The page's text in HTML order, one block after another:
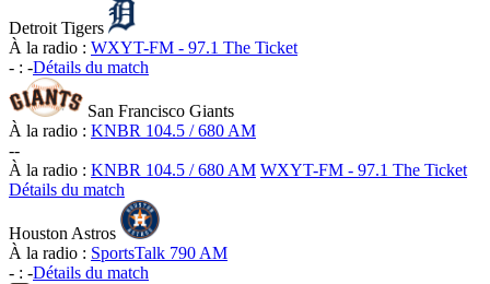
Detroit Tigers
À la radio : WXYT-FM - 97.1 The Ticket
- : -Détails du match
San Francisco Giants
À la radio : KNBR 104.5 / 680 AM
--
À la radio : KNBR 104.5 / 680 AM WXYT-FM - 97.1 The Ticket
Détails du match
Houston Astros
À la radio : SportsTalk 790 AM
- : -Détails du match